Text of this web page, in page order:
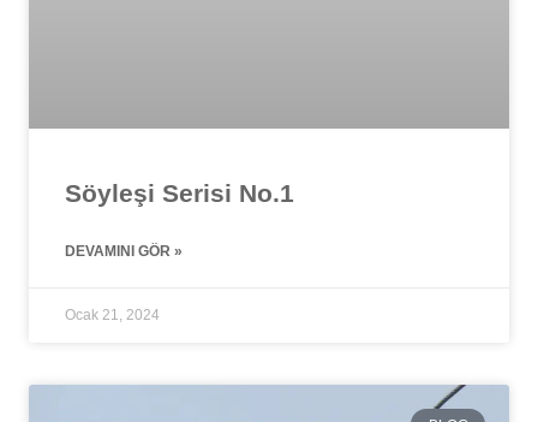
Söyleşi Serisi No.1
DEVAMINI GÖR »
Ocak 21, 2024